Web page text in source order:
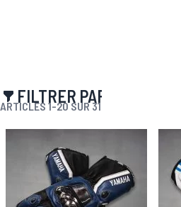
FILTRER PAR
ARTICLES 1-20SUR31